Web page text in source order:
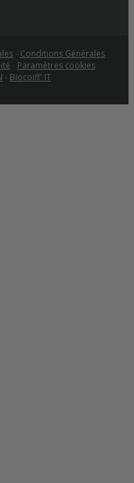
- Conditions Générales
- Paramètres cookies
- Biocoiff' IT